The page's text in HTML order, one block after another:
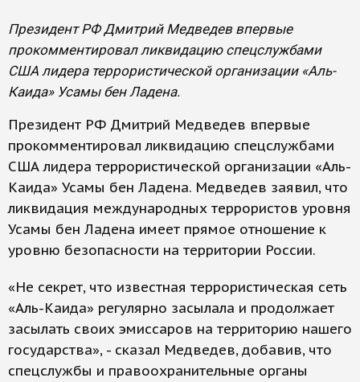
Президент РФ Дмитрий Медведев впервые
прокомментировал ликвидацию спецслужбами
США лидера террористической организации «Аль-
Каида» Усамы бен Ладена.
Президент РФ Дмитрий Медведев впервые
прокомментировал ликвидацию спецслужбами
США лидера террористической организации «Аль-
Каида» Усамы бен Ладена. Медведев заявил, что
ликвидация международных террористов уровня
Усамы бен Ладена имеет прямое отношение к
уровню безопасности на территории России.
«Не секрет, что известная террористическая сеть
«Аль-Каида» регулярно засылала и продолжает
засылать своих эмиссаров на территорию нашего
государства», - сказал Медведев, добавив, что
спецслужбы и правоохранительные органы